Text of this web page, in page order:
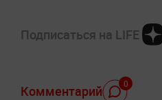
Подписаться на LIFE
Комментарий 0